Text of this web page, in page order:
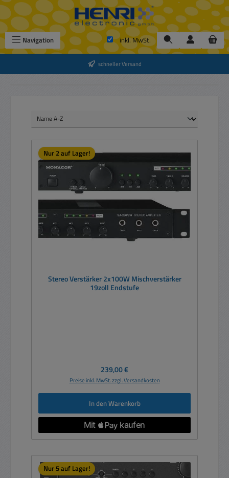
Zum Hauptinhalt springen
Navigation inkl. MwSt.
schneller Versand
Nur 2 auf Lager!
Stereo Verstärker 2x100W Mischverstärker
19zoll Endstufe
Regulärer Preis:
239,00 €
Preise inkl. MwSt. zzgl. Versandkosten
In den Warenkorb
Nur 5 auf Lager!